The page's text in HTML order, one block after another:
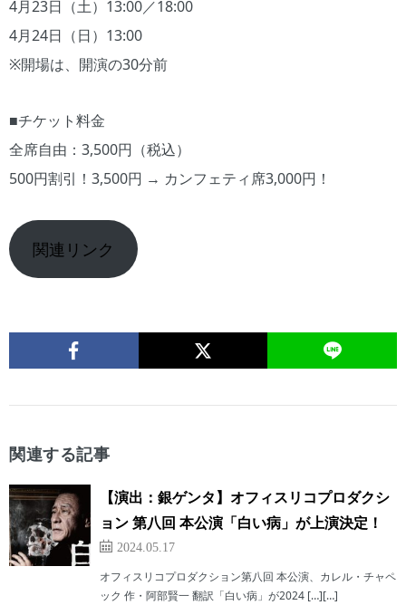
4月23日（土）13:00／18:00
4月24日（日）13:00
※開場は、開演の30分前
■チケット料金
全席自由：3,500円（税込）
500円割引！3,500円 → カンフェティ席3,000円！
関連リンク
関連する記事
【演出：銀ゲンタ】オフィスリコプロダクシ
ョン 第八回 本公演「白い病」が上演決定！
2024.05.17
オフィスリコプロダクション第八回 本公演、カレル・チャペ
ック 作・阿部賢一 翻訳「白い病」が2024 […][…]